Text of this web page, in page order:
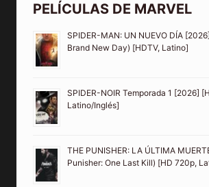
PELÍCULAS DE MARVEL
SPIDER-MAN: UN NUEVO DÍA
Brand New Day) [HDTV, Latino]
SPIDER-NOIR Temporada 1 [2026]
Latino/Inglés]
THE PUNISHER: LA ÚLTIMA
Punisher: One Last Kill) [HD 720p,